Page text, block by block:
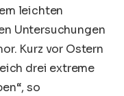
leichten
Untersuchungen
Kurz vor Ostern
drei extreme
so